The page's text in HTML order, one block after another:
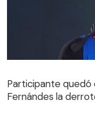
Fernándes la
Participante quedó
Fernándes la